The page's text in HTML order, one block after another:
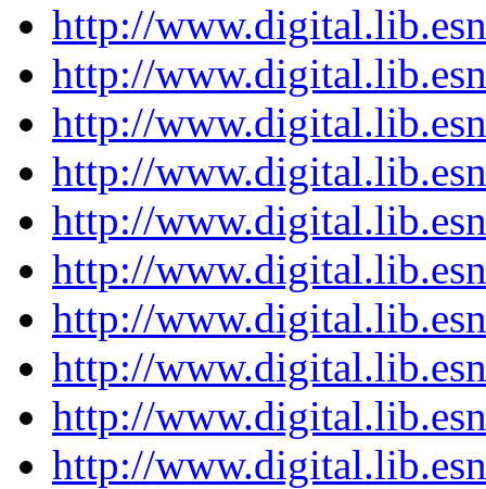
http://
http://
http://
http://
http://
http://
http://
http://
http://
http://